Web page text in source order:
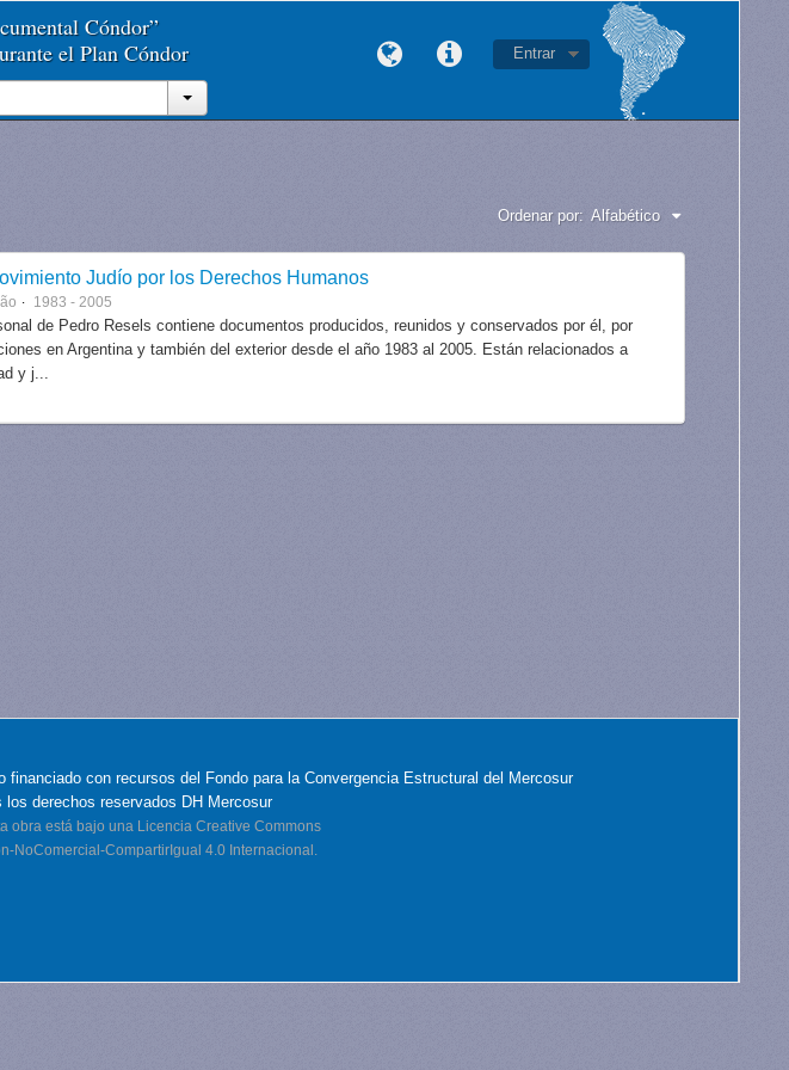
Cóndor”
el Plan Cóndor
Entrar
Ordenar por: Alfabético
Judío por los Derechos Humanos
1983 - 2005
de Pedro Resels contiene documentos producidos, reunidos y conservados por él, por
en Argentina y también del exterior desde el año 1983 al 2005. Están relacionados a
y j...
financiado con recursos del Fondo para la Convergencia Estructural del Mercosur
los derechos reservados DH Mercosur
obra está bajo una Licencia Creative Commons
NoComercial-CompartirIgual 4.0 Internacional.